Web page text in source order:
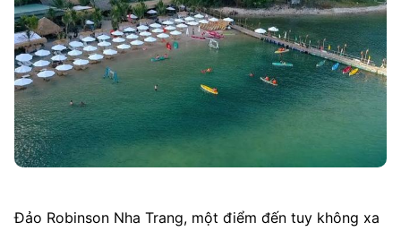
Đảo Robinson Nha Trang, một điểm đến tuy không xa